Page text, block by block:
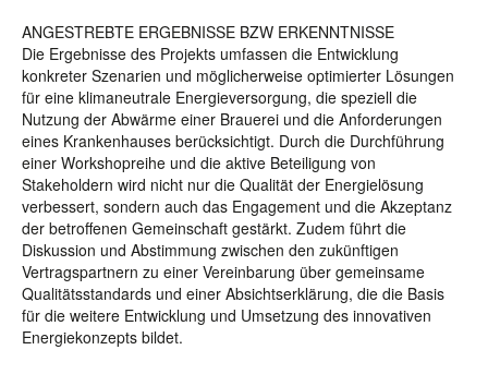
ANGESTREBTE ERGEBNISSE BZW ERKENNTNISSE
Die Ergebnisse des Projekts umfassen die Entwicklung
konkreter Szenarien und möglicherweise optimierter Lösungen
für eine klimaneutrale Energieversorgung, die speziell die
Nutzung der Abwärme einer Brauerei und die Anforderungen
eines Krankenhauses berücksichtigt. Durch die Durchführung
einer Workshopreihe und die aktive Beteiligung von
Stakeholdern wird nicht nur die Qualität der Energielösung
verbessert, sondern auch das Engagement und die Akzeptanz
der betroffenen Gemeinschaft gestärkt. Zudem führt die
Diskussion und Abstimmung zwischen den zukünftigen
Vertragspartnern zu einer Vereinbarung über gemeinsame
Qualitätsstandards und einer Absichtserklärung, die die Basis
für die weitere Entwicklung und Umsetzung des innovativen
Energiekonzepts bildet.